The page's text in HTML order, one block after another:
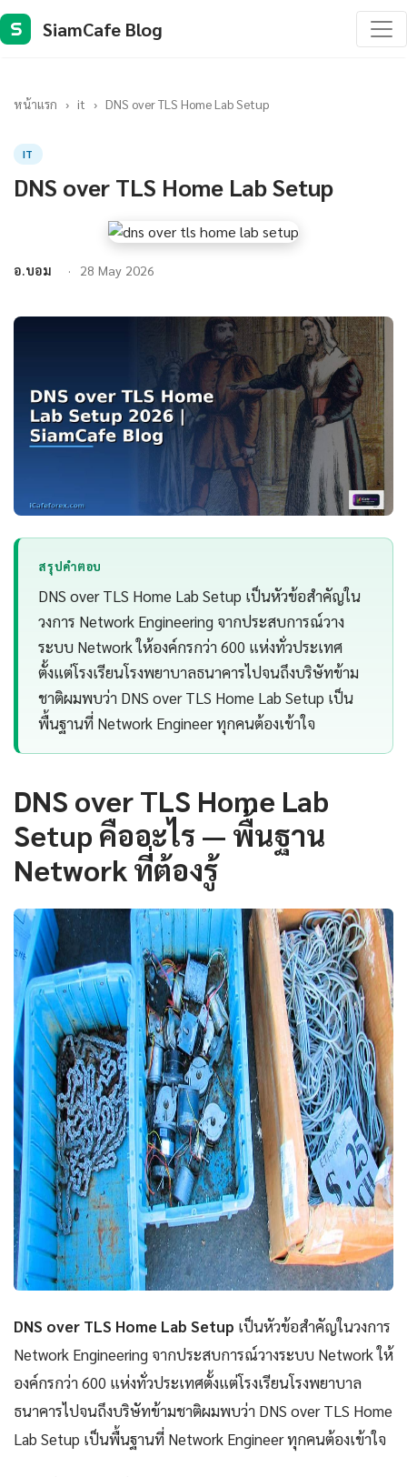
S SiamCafe Blog
หน้าแรก › it › DNS over TLS Home Lab Setup
IT
DNS over TLS Home Lab Setup
อ.บอม 28 May 2026
สรุปคำตอบ
DNS over TLS Home Lab Setup เป็นหัวข้อสำคัญใน
วงการ Network Engineering จากประสบการณ์วาง
ระบบ Network ให้องค์กรกว่า 600 แห่งทั่วประเทศ
ตั้งแต่โรงเรียนโรงพยาบาลธนาคารไปจนถึงบริษัทข้าม
ชาติผมพบว่า DNS over TLS Home Lab Setup เป็น
พื้นฐานที่ Network Engineer ทุกคนต้องเข้าใจ
DNS over TLS Home Lab
Setup คืออะไร — พื้นฐาน
Network ที่ต้องรู้
DNS over TLS Home Lab Setup เป็นหัวข้อสำคัญในวงการ
Network Engineering จากประสบการณ์วางระบบ Network ให้
องค์กรกว่า 600 แห่งทั่วประเทศตั้งแต่โรงเรียนโรงพยาบาล
ธนาคารไปจนถึงบริษัทข้ามชาติผมพบว่า DNS over TLS Home
Lab Setup เป็นพื้นฐานที่ Network Engineer ทุกคนต้องเข้าใจ